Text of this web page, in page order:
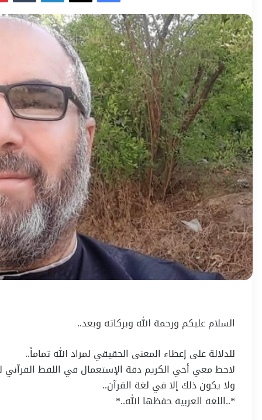
السلام عليكم ورحمة الله وبركاته وبعد..
للدلالة على إعطاء المعنى الحقيقي لمراد الله تماماً..
لاحظ معي أخي الكريم دقة الإستعمال في اللفظ
ولا يكون ذلك إلا في لغة القرآن..
*..اللغة العربية حفظها الله..*